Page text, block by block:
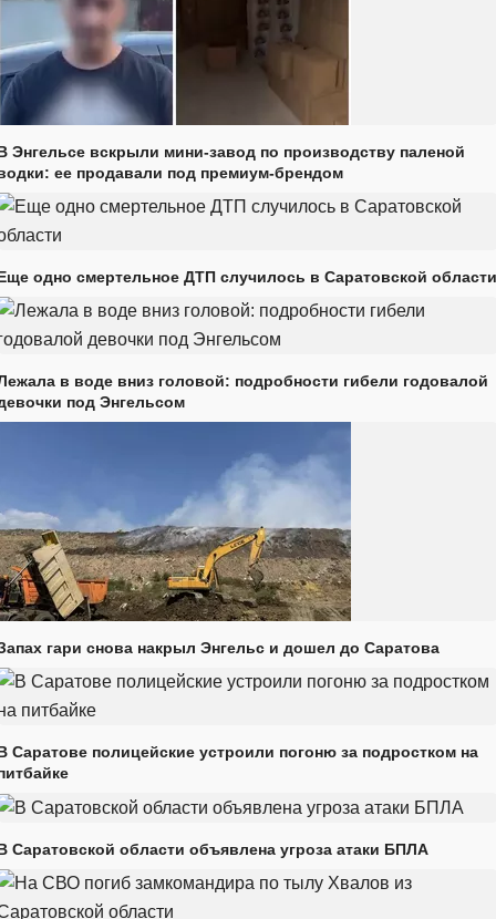
Энгельсе вскрыли мини-завод по производству паленой
ее продавали под премиум-брендом
одно смертельное ДТП случилось в Саратовской области
в воде вниз головой: подробности гибели годовалой
под Энгельсом
гари снова накрыл Энгельс и дошел до Саратова
Саратове полицейские устроили погоню за подростком на
Саратовской области объявлена угроза атаки БПЛА